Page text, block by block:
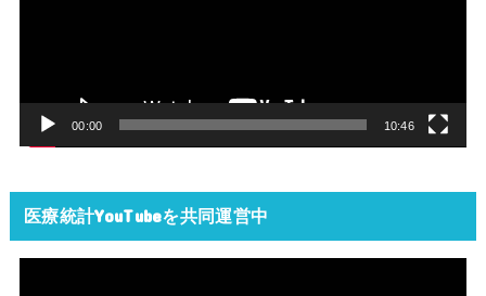
00:00 10:46
医療統計YouTubeを共同運営中